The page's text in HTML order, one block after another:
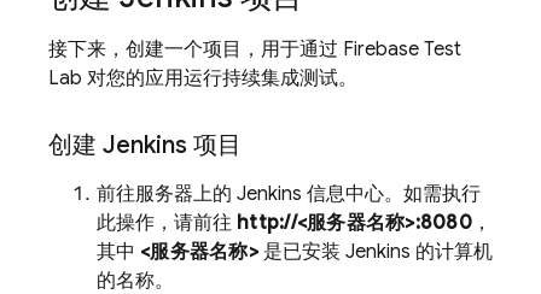
接下来，创建一个项目，用于通过 Firebase Test
Lab 对您的应用运行持续集成测试。
创建 Jenkins 项目
前往服务器上的 Jenkins 信息中心。如需执行
此操作，请前往 http://<服务器名称>:8080，
其中 <服务器名称>是已安装 Jenkins 的计算机
的名称。